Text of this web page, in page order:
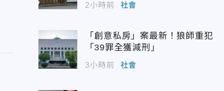
2小時前 社會
「創意私房」案最新！狼師重犯
「39罪全獲減刑」
3小時前 社會